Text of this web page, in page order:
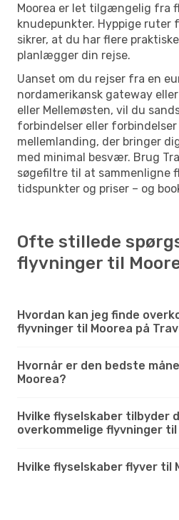
Moorea er let tilgængelig fra
knudepunkter. Hyppige ruter
sikrer, at du har flere
planlægger din rejse.
Uanset om du rejser fra en
nordamerikansk gateway
eller Mellemøsten, vil du
forbindelser eller forbindelser
mellemlanding, der bringer
med minimal besvær. Brug
søgefiltre til at sammenligne
tidspunkter og priser – og
Ofte stillede
flyvninger til
Hvordan kan jeg finde
flyvninger til Moorea på
Hvornår er den bedste
Moorea?
Hvilke flyselskaber tilbyder
overkommelige flyvninger til
Hvilke flyselskaber flyver til